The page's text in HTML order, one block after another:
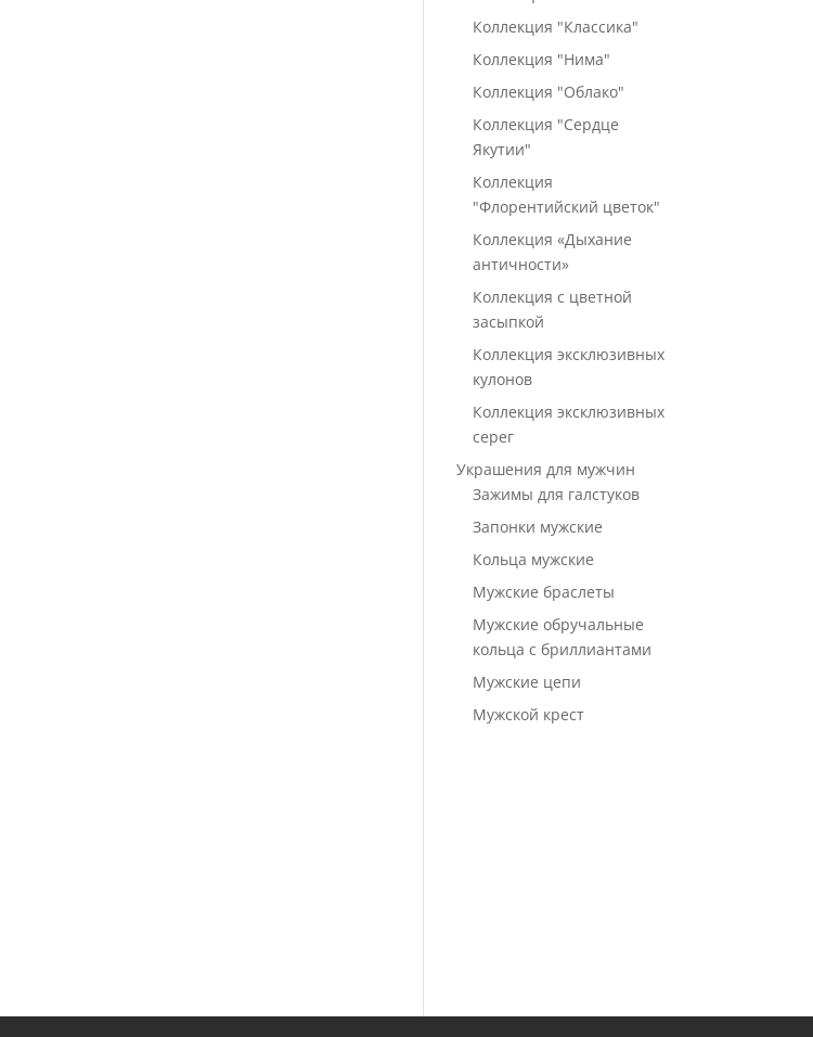
Коллекция "Классика"
Коллекция "Нима"
Коллекция "Облако"
Коллекция "Сердце
Якутии"
Коллекция
"Флорентийский цветок"
Коллекция «Дыхание
античности»
Коллекция с цветной
засыпкой
Коллекция эксклюзивных
кулонов
Коллекция эксклюзивных
серег
Украшения для мужчин
Зажимы для галстуков
Запонки мужские
Кольца мужские
Мужские браслеты
Мужские обручальные
кольца с бриллиантами
Мужские цепи
Мужской крест